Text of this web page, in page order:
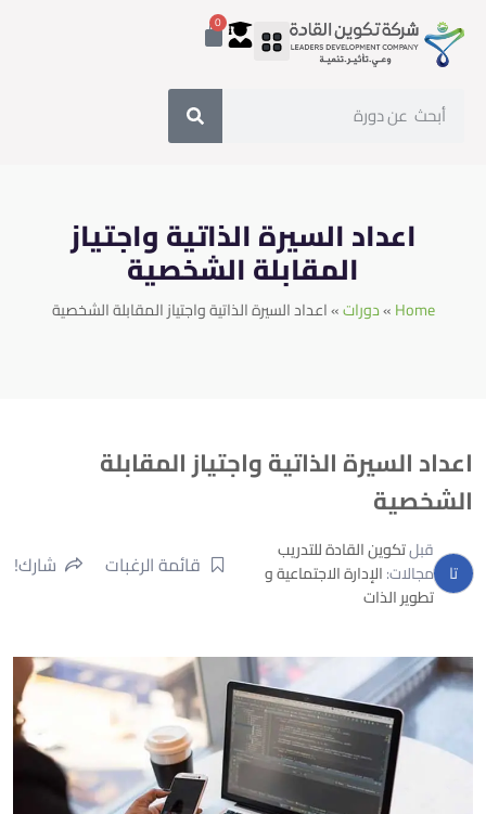
0
اعداد السيرة الذاتية واجتياز
المقابلة الشخصية
Home
»دورات»اعداد السيرة الذاتية واجتياز المقابلة الشخصية
اعداد السيرة الذاتية واجتياز المقابلة
الشخصية
تا
قبلتكوين القادة للتدريب
مجالات:الإدارة الاجتماعية و
تطوير الذات
قائمة الرغبات شارك!